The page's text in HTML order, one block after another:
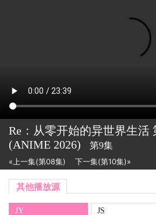
Re：从零开始的异世界生活
(ANIME 2026) 第9集
«上一集(第08集) 下一集(第10集)»
其他播放源
JY JS